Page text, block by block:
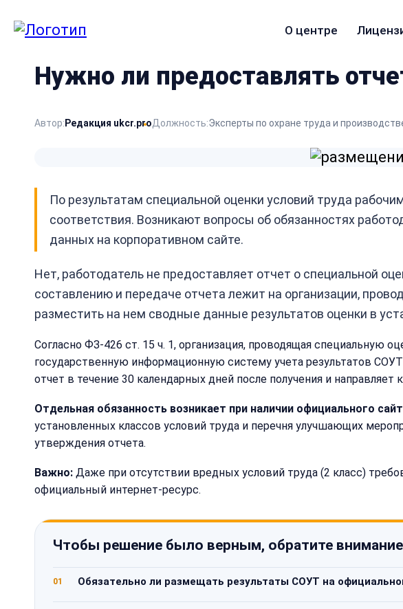
О центре
Нужно ли предоставлять
Автор: Редакция ukcr.proДолжность:Эксперты по охране труда и
По результатам специальной оценки условий труда
соответствия. Возникают вопросы об обязанностях
данных на корпоративном сайте.
Нет, работодатель не предоставляет отчет о специальной
составлению и передаче отчета лежит на организации,
разместить на нем сводные данные результатов оценки в
Согласно ФЗ-426 ст. 15 ч. 1, организация, проводящая специальную
государственную информационную систему учета результатов
отчет в течение 30 календарных дней после получения и
Отдельная обязанность возникает при наличии официального
установленных классов условий труда и перечня улучшающих
утверждения отчета.
Важно: Даже при отсутствии вредных условий труда (2 класс)
официальный интернет-ресурс.
Чтобы решение было верным, обратите
01 Обязательно ли размещать результаты СОУТ на